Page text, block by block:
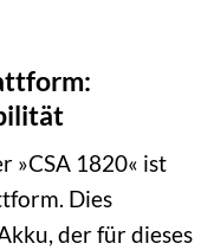
»CSA 1820« ist
Dies
der für dieses